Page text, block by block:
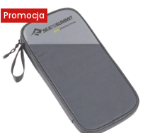
Promocja